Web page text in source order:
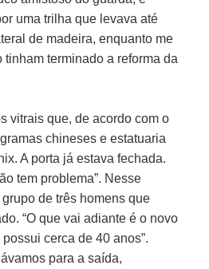
uma trilha que levava até
de madeira, enquanto me
terminado a reforma da
vitrais que, de acordo com o
chineses e estatuaria
A porta já estava fechada.
tem problema”. Nesse
de três homens que
“O que vai adiante é o novo
cerca de 40 anos”.
para a saída,